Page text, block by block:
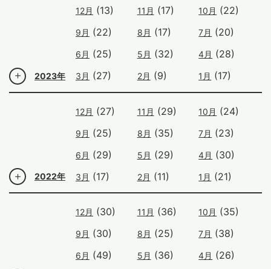
2023年
12月 (13) 11月 (17) 10月 (22)
9月 (22) 8月 (17) 7月 (20)
6月 (25) 5月 (32) 4月 (28)
3月 (27) 2月 (9) 1月 (17)
2022年
12月 (27) 11月 (29) 10月 (24)
9月 (25) 8月 (35) 7月 (23)
6月 (29) 5月 (29) 4月 (30)
3月 (17) 2月 (11) 1月 (21)
12月 (30) 11月 (36) 10月 (35)
9月 (30) 8月 (25) 7月 (38)
6月 (49) 5月 (36) 4月 (26)